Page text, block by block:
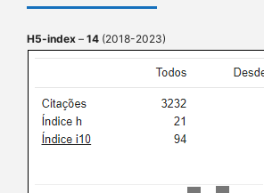
H5-index – 14 (2018-2023)